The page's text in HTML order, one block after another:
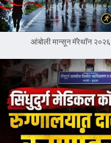
आंबोली मान्सून मॅरेथॉन